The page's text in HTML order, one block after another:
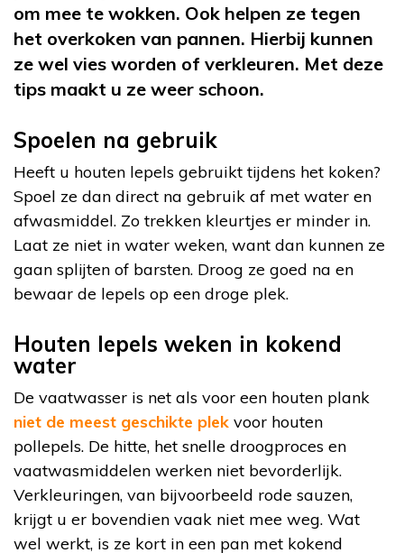
om mee te wokken. Ook helpen ze tegen
het overkoken van pannen. Hierbij kunnen
ze wel vies worden of verkleuren. Met deze
tips maakt u ze weer schoon.
Spoelen na gebruik
Heeft u houten lepels gebruikt tijdens het koken?
Spoel ze dan direct na gebruik af met water en
afwasmiddel. Zo trekken kleurtjes er minder in.
Laat ze niet in water weken, want dan kunnen ze
gaan splijten of barsten. Droog ze goed na en
bewaar de lepels op een droge plek.
Houten lepels weken in kokend
water
De vaatwasser is net als voor een houten plank
niet de meest geschikte plek voor houten
pollepels. De hitte, het snelle droogproces en
vaatwasmiddelen werken niet bevorderlijk.
Verkleuringen, van bijvoorbeeld rode sauzen,
krijgt u er bovendien vaak niet mee weg. Wat
wel werkt, is ze kort in een pan met kokend